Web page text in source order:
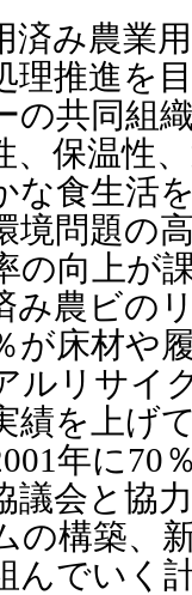
み農業用
理推進を
の共同組織
保温性
な食生活
境問題の
の向上が
農ビの
が床材や
ルリサイ
績を上げ
年に70
議会と協
の構築、
んでいく